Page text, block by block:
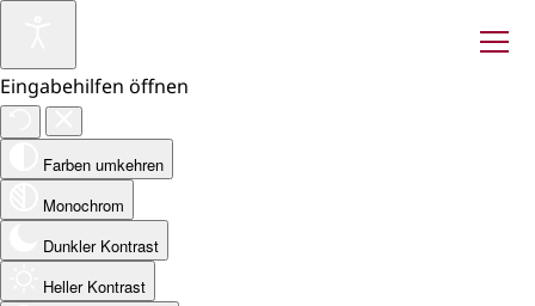
Eingabehilfen öffnen
Farben umkehren
Monochrom
Dunkler Kontrast
Heller Kontrast